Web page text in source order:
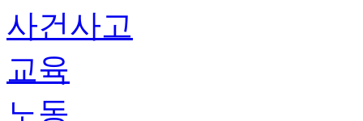
사건사고
교육
노동